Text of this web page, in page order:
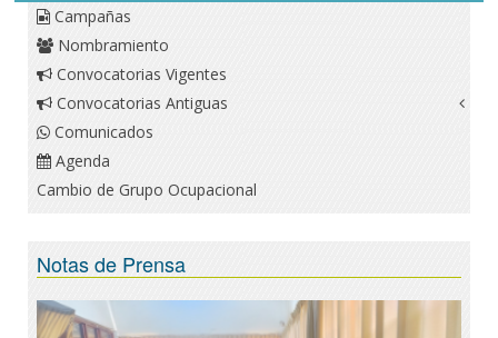
Campañas
Nombramiento
Convocatorias Vigentes
Convocatorias Antiguas
Comunicados
Agenda
Cambio de Grupo Ocupacional
Notas de Prensa